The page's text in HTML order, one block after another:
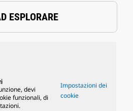
ESPLORARE
devi
funzionali, di
Impostazioni dei
cookie